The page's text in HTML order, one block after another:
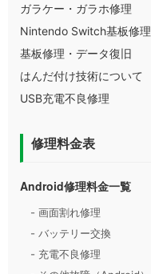
ガラケー・ガラホ修理
Nintendo Switch基板修理
基板修理・データ復旧
はんだ付け技術について
USB充電不良修理
修理料金表
Android修理料金一覧
- 画面割れ修理
- バッテリー交換
- 充電不良修理